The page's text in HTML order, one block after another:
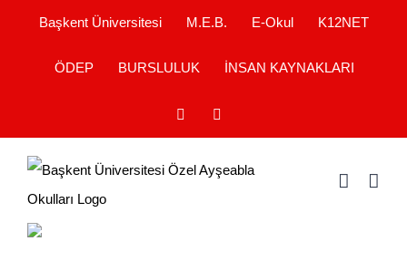
Başkent Üniversitesi M.E.B. E-Okul K12NET
ÖDEP BURSLULUK İNSAN KAYNAKLARI
YouTube